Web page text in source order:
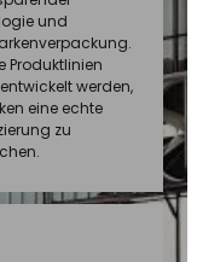
und
Produktlinien
werden,
eine echte
zu